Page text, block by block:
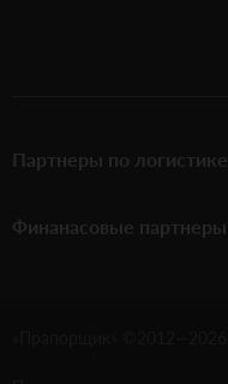
Партнеры по логистике
Финанасовые партнеры